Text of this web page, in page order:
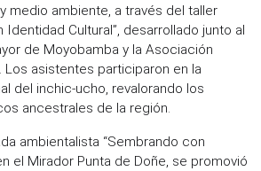
medio ambiente, a través del taller
Identidad Cultural”, desarrollado junto al
de Moyobamba y la Asociación
Los asistentes participaron en la
del inchic-ucho, revalorando los
ancestrales de la región.
ambientalista “Sembrando con
el Mirador Punta de Doñe, se promovió